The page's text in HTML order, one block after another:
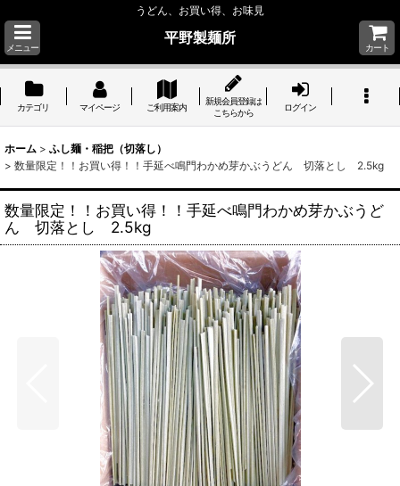
うどん、お買い得、お味見
メニュー
平野製麺所
カート
カテゴリ マイページ ご利用案内
新規会員登録は
こちらから
ログイン
ホーム > ふし麺・稲把（切落し）
> 数量限定！！お買い得！！手延べ鳴門わかめ芽かぶうどん 切落とし 2.5kg
数量限定！！お買い得！！手延べ鳴門わかめ芽かぶうど
ん 切落とし 2.5kg